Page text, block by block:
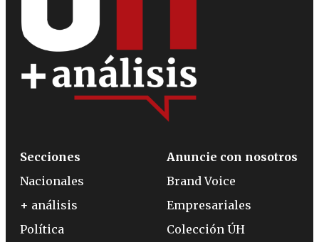
Secciones
Nacionales
+ análisis
Política
Anuncie con nosotros
Brand Voice
Empresariales
Colección ÚH